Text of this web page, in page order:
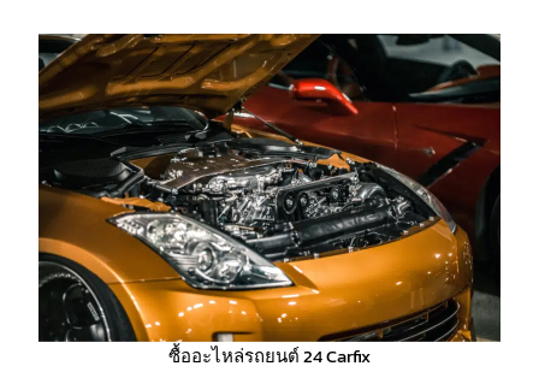
ซื้ออะไหล่รถยนต์ 24 Carfix